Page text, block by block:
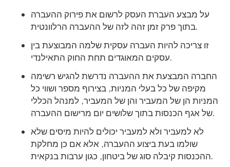
על מבצע העברת העסק לרשום את פירוק ההעברה
בתוך פרק זמן זהה לזה של ההעברה הרלוונטית.
זו צריכה להיות העברה עסקית שלמה המבוצעת בין
עסקים המאוגדים תחת החוק התאילנדי.
החברה המבצעת את ההעברה נדרשת להגיש רשימה
מקיפה של כל בעלי המניות, בצירוף מספר ושווי כל
המניות הן של המעביר והן של המעביר, למנהל הכללי
של אגף הכנסות בתוך שלושים יום מרישום ההעברה.
לא למעביר ולא למעביר יכולים להיות מיסים שלא
שולמו בעת ביצוע ההעברה, אלא אם כן מחלקת
ההכנסות קיבלה סוג של ביטחון, כגון ערבות בנקאית.